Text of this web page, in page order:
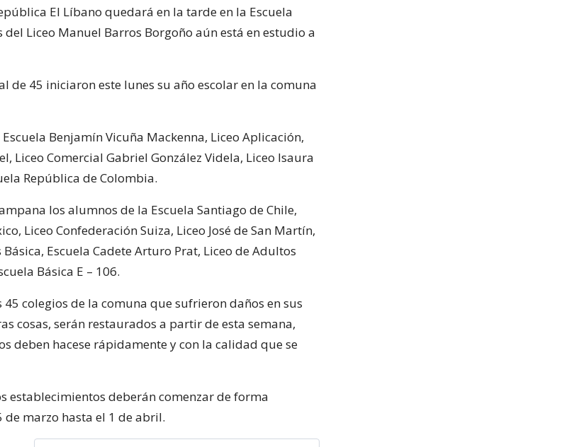
El Líbano quedará en la tarde en la Escuela
del Liceo Manuel Barros Borgoño aún está en estudio a
de 45 iniciaron este lunes su año escolar en la comuna
Benjamín Vicuña Mackenna, Liceo Aplicación,
Liceo Comercial Gabriel González Videla, Liceo Isaura
República de Colombia.
los alumnos de la Escuela Santiago de Chile,
Liceo Confederación Suiza, Liceo José de San Martín,
Escuela Cadete Arturo Prat, Liceo de Adultos
Básica E – 106.
colegios de la comuna que sufrieron daños en sus
cosas, serán restaurados a partir de esta semana,
deben hacese rápidamente y con la calidad que se
establecimientos deberán comenzar de forma
marzo hasta el 1 de abril.